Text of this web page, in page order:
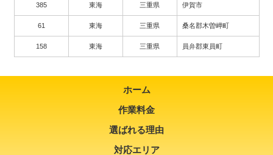
385 東海 三重県 伊賀市
61 東海 三重県 桑名郡木曽岬町
158 東海 三重県 員弁郡東員町
ホーム
作業料金
選ばれる理由
対応エリア